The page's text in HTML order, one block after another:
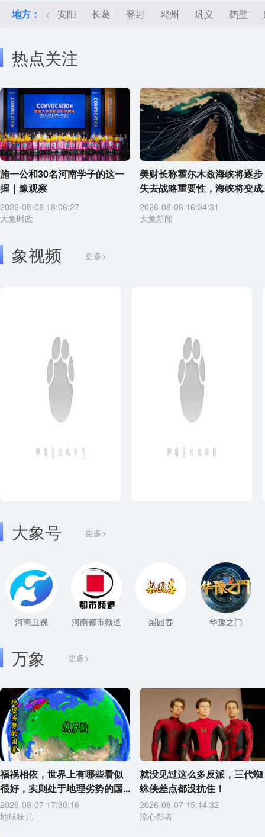
地方： < 安阳 长葛 登封 邓州 巩义 鹤壁
热点关注
施一公和30名河南学子的这一
握｜豫观察
2026-08-08 18:06:27
大象时政
美财长称霍尔木兹海峡将逐步
失去战略重要性，海峡将变成
2026-08-08 16:34:31
大象新闻
象视频 更多>
大象号 更多>
河南卫视 河南都市频道 梨园春 华豫之门
更多>
万象
福祸相依，世界上有哪些看似
很好，实则处于地理劣势的国...
2026-08-07 17:30:16
地球味儿
就没见过这么多反派，三代蜘
蛛侠差点都没抗住！
2026-08-07 15:14:32
流心影者